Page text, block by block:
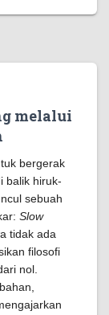
melalui
bergerak
balik hiruk-
sebuah
Slow
tidak ada
filosofi
nol.